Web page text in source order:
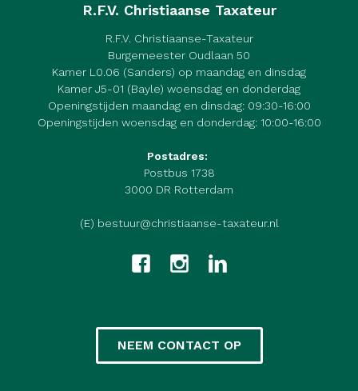
R.F.V. Christiaanse Taxateur
R.F.V. Christiaanse-Taxateur
Burgemeester Oudlaan 50
Kamer L0.06 (Sanders) op maandag en dinsdag
Kamer J5-01 (Bayle) woensdag en donderdag
Openingstijden maandag en dinsdag: 09:30-16:00
Openingstijden woensdag en donderdag: 10:00-16:00
Postadres:
Postbus 1738
3000 DR Rotterdam
(E) bestuur@christiaanse-taxateur.nl
NEEM CONTACT OP